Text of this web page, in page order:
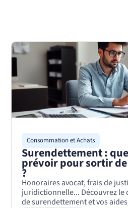
Consommation et Achats
Surendettement :
prévoir pour sortir
?
Honoraires avocat, frais de
juridictionnelle... Découvrez
de surendettement et vos